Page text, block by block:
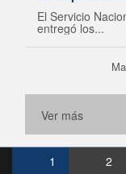
El Servicio
entregó los...
Ver más
1 2